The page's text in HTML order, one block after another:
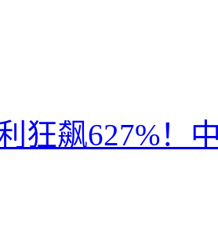
狂飙627%！